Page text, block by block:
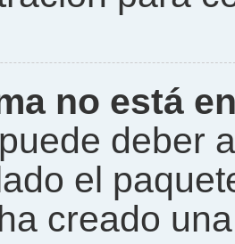
no está
deber
el
creado